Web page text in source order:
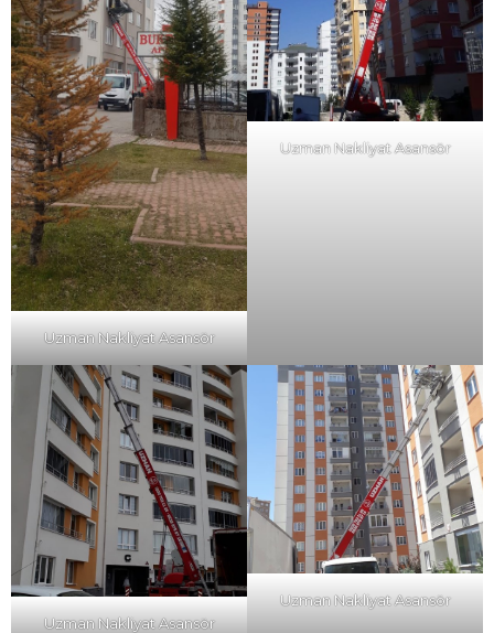
Uzman Nakliyat Asansör
Uzman Nakliyat Asansör
Uzman Nakliyat Asansör
Uzman Nakliyat Asansör